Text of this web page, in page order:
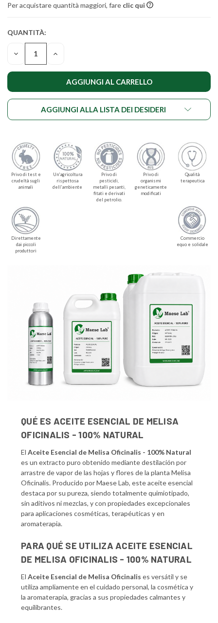
Per acquistare quantità maggiori, fare clic qui
QUANTITÀ
ATTUALE IN
MAGAZZINO:
QUANTITÀ:
DIMINUIRE
QUANTITÀ
DI
AUMENTARE
DI
NON
DEFINITI
AGGIUNGI ALLA LISTA DEI DESIDERI
Privo di test e
crudeltà sugli
animali
Un'agricoltura
rispettosa
dell'ambiente
Privo di
pesticidi,
metalli pesanti,
fitati e derivati
del petrolio.
Privo di
organismi
geneticamente
modificati
Qualità
terapeutica
Direttamente
dai piccoli
produttori
Commercio
equo e solidale
QUÉ ES ACEITE ESENCIAL DE MELISA
OFICINALIS - 100% NATURAL
El Aceite Esencial de Melisa Oficinalis - 100% Natural
es un extracto puro obtenido mediante destilación por
arrastre de vapor de las hojas y flores de la planta Melisa
Oficinalis. Producido por Maese Lab, este aceite esencial
destaca por su pureza, siendo totalmente quimiotipado,
sin aditivos ni mezclas, y con propiedades excepcionales
para aplicaciones cosméticas, terapéuticas y en
aromaterapia.
PARA QUÉ SE UTILIZA ACEITE ESENCIAL
DE MELISA OFICINALIS - 100% NATURAL
El Aceite Esencial de Melisa Oficinalis es versátil y se
utiliza ampliamente en el cuidado personal, la cosmética y
la aromaterapia, gracias a sus propiedades calmantes y
equilibrantes.